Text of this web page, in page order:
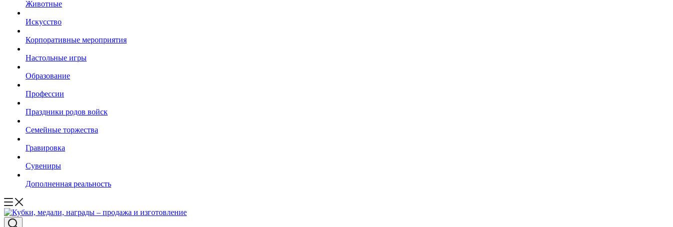
Животные
Искусство
Корпоративные мероприятия
Настольные игры
Образование
Профессии
Праздники родов войск
Семейные торжества
Гравировка
Сувениры
Дополненная реальность